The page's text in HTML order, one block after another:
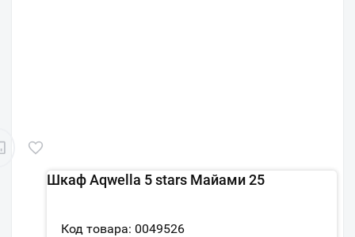
Шкаф Aqwella 5 stars Майами 25
Код товара: 0049526